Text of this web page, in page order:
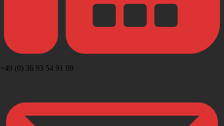
+49 (0) 36 93 54 91 09